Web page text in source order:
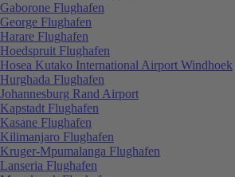
Gaborone Flughafen
George Flughafen
Harare Flughafen
Hoedspruit Flughafen
Hosea Kutako International Airport Windhoek
Hurghada Flughafen
Johannesburg Rand Airport
Kapstadt Flughafen
Kasane Flughafen
Kilimanjaro Flughafen
Kruger-Mpumalanga Flughafen
Lanseria Flughafen